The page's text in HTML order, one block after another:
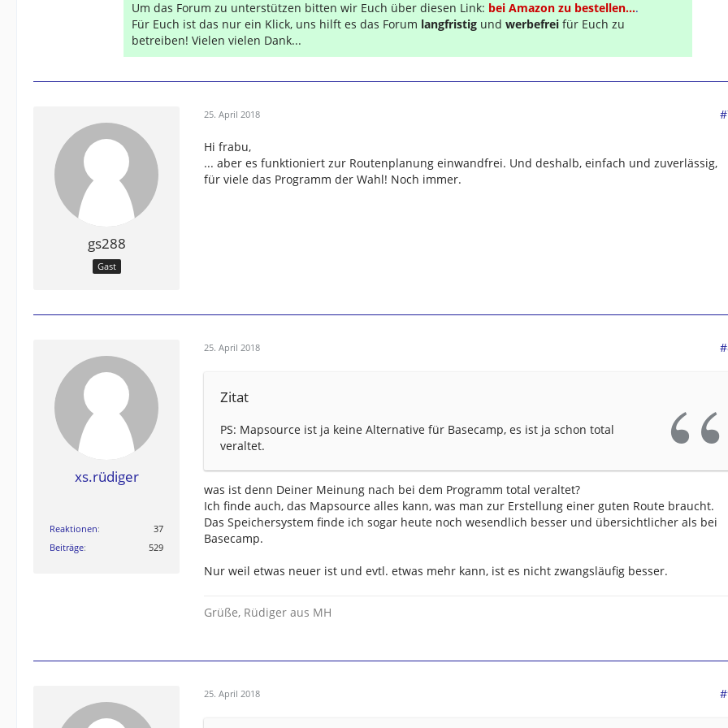
Um das Forum zu unterstützen bitten wir Euch über diesen Link: bei Amazon zu bestellen....
Für Euch ist das nur ein Klick, uns hilft es das Forum langfristig und werbefrei für Euch zu
betreiben! Vielen vielen Dank...
gs288
Gast
25. April 2018
Hi frabu,
... aber es funktioniert zur Routenplanung einwandfrei. Und deshalb, einfach und zuverlässig,
für viele das Programm der Wahl! Noch immer.
xs.rüdiger
Reaktionen
37
Beiträge
529
25. April 2018
Zitat
PS: Mapsource ist ja keine Alternative für Basecamp, es ist ja schon total
veraltet.
was ist denn Deiner Meinung nach bei dem Programm total veraltet?
Ich finde auch, das Mapsource alles kann, was man zur Erstellung einer guten Route braucht.
Das Speichersystem finde ich sogar heute noch wesendlich besser und übersichtlicher als bei
Basecamp.
Nur weil etwas neuer ist und evtl. etwas mehr kann, ist es nicht zwangsläufig besser.
Grüße, Rüdiger aus MH
25. April 2018